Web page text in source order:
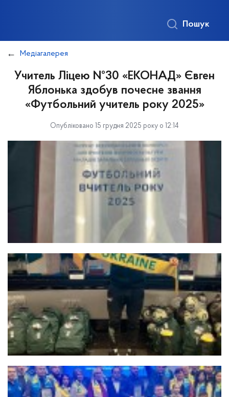
Пошук
Медіагалерея
Учитель Ліцею №30 «ЕКОНАД» Євген
Яблонька здобув почесне звання
«Футбольний учитель року 2025»
Опубліковано 15 грудня 2025 року о 12:14